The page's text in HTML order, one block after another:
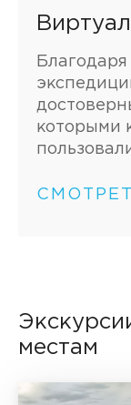
которыми
местам